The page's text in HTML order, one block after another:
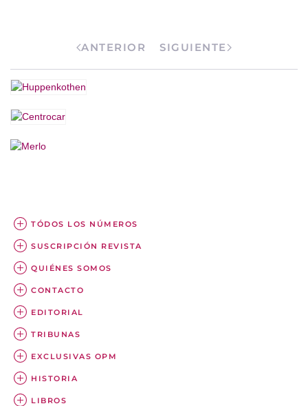
ANTERIOR SIGUIENTE
TÓDOS LOS NÚMEROS
SUSCRIPCIÓN REVISTA
QUIÉNES SOMOS
CONTACTO
EDITORIAL
TRIBUNAS
EXCLUSIVAS OPM
HISTORIA
LIBROS